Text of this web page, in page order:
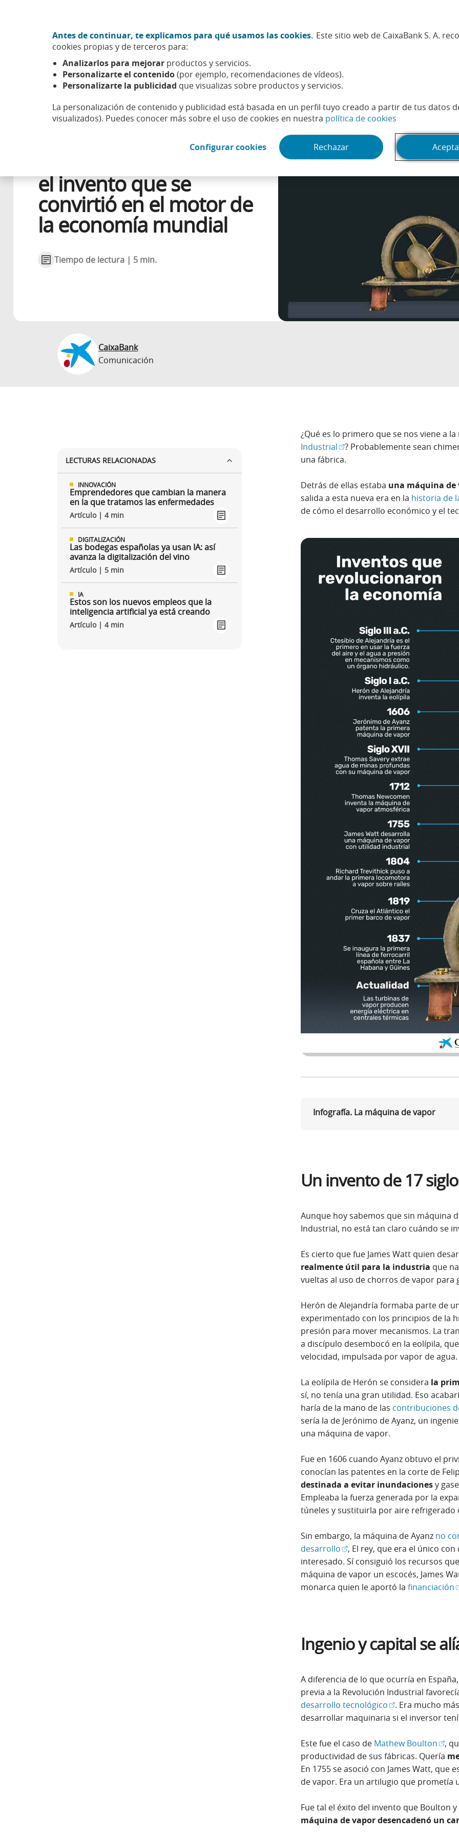
Antes de continuar, te explicamos para qué usamos las cookies. Este sitio web de CaixaBank S. A.
cookies propias y de terceros para:
Analizarlos para mejorar productos y servicios.
Personalizarte el contenido(por ejemplo, recomendaciones de vídeos).
Personalizarte la publicidad que visualizas sobre productos y servicios.
La personalización de contenido y publicidad está basada en un perfil tuyo creado a partir de tus datos
visualizados). Puedes conocer más sobre el uso de cookies en nuestra política de cookies
Configurar cookies(Abrir en ventana nueva)
Rechazar
Sobre nosotros
Esfera Innovación Tecnología La máquina de vapor, el invento que se convirtió en el motor de la economía mundial
2 JUNIO 2025
el invento que se
convirtió en el motor de
la economía mundial
Tiempo de lectura | 5 min.
CaixaBank
Comunicación
LECTURAS RELACIONADAS
INNOVACIÓN
Emprendedores que cambian la manera
en la que tratamos las enfermedades
Artículo | 4 min
DIGITALIZACIÓN
Las bodegas españolas ya usan IA: así
avanza la digitalización del vino
Artículo | 5 min
IA
Estos son los nuevos empleos que la
inteligencia artificial ya está creando
Artículo | 4 min
¿Qué es lo primero que se nos viene a
Industrial(Abrir en ventana nueva)
? Probablemente sean
una fábrica.
Detrás de ellas estaba una máquina de
salida a esta nueva era en la historia de
de cómo el desarrollo económico y el
Infografía. La máquina de vapor
Un invento de 17
Aunque hoy sabemos que sin máquina
Industrial, no está tan claro cuándo se
Es cierto que fue James Watt quien
realmente útil para la industria que
vueltas al uso de chorros de vapor para
Herón de Alejandría formaba parte de
experimentado con los principios de la
presión para mover mecanismos. La
a discípulo desembocó en la eolípila,
velocidad, impulsada por vapor de agua.
La eolípila de Herón se considera la
sí, no tenía una gran utilidad. Eso
haría de la mano de las contribuciones
sería la de Jerónimo de Ayanz, un
una máquina de vapor.
Fue en 1606 cuando Ayanz obtuvo el
conocían las patentes en la corte de
destinada a evitar inundacionesy
Empleaba la fuerza generada por la
túneles y sustituirla por aire refrigerado
Sin embargo, la máquina de Ayanz no
desarrollo(Abrir en ventana nueva)
, El rey, que era el único
interesado. Sí consiguió los recursos
máquina de vapor un escocés, James
monarca quien le aportó la financiación
Ingenio y capital se
A diferencia de lo que ocurría en
previa a la Revolución Industrial
desarrollo tecnológico(Abrir en ventana
. Era mucho
desarrollar maquinaria si el inversor
Este fue el caso de Mathew Boulton
,
productividad de sus fábricas. Quería
En 1755 se asoció con James Watt,
de vapor. Era un artilugio que
Fue tal el éxito del invento que Boulton
máquina de vapor desencadenó un